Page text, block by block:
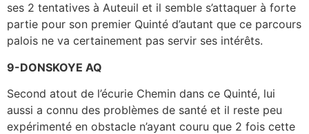
ses 2 tentatives à Auteuil et il semble s’attaquer à forte
partie pour son premier Quinté d’autant que ce parcours
palois ne va certainement pas servir ses intérêts.
9-DONSKOYE AQ
Second atout de l’écurie Chemin dans ce Quinté, lui
aussi a connu des problèmes de santé et il reste peu
expérimenté en obstacle n’ayant couru que 2 fois cette